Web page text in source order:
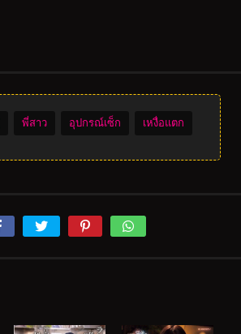
พี่สาว อุปกรณ์เซ็ก เหงื่อแตก